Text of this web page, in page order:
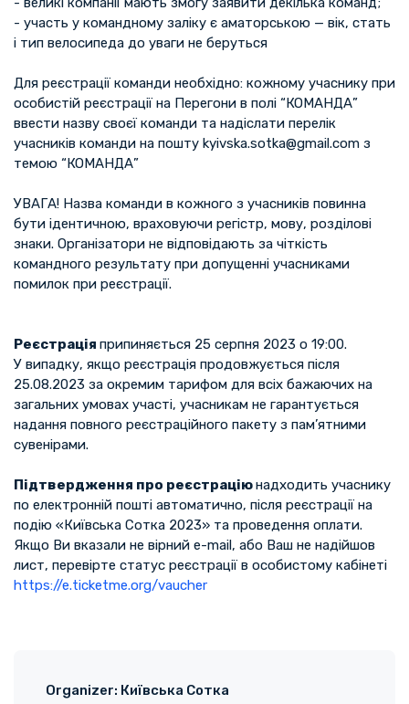
- участь у командному заліку є аматорською — вік, стать
і тип велосипеда до уваги не беруться
Для реєстрації команди необхідно: кожному учаснику при
особистій реєстрації на Перегони в полі “КОМАНДА”
ввести назву своєї команди та надіслати перелік
учасників команди на пошту kyivska.sotka@gmail.com з
темою “КОМАНДА”
УВАГА! Назва команди в кожного з учасників повинна
бути ідентичною, враховуючи регістр, мову, розділові
знаки. Організатори не відповідають за чіткість
командного результату при допущенні учасниками
помилок при реєстрації.
Реєстрація припиняється 25 серпня 2023 о 19:00.
У випадку, якщо реєстрація продовжується після
25.08.2023 за окремим тарифом для всіх бажаючих на
загальних умовах участі, учасникам не гарантується
надання повного реєстраційного пакету з пам’ятними
сувенірами.
Підтвердження про реєстраціюнадходить учаснику
по електронній пошті автоматично, після реєстрації на
подію «Київська Сотка 2023» та проведення оплати.
Якщо Ви вказали не вірний e-mail, або Ваш не надійшов
лист, перевірте статус реєстрації в особистому кабінеті
https://e.ticketme.org/vaucher
Organizer: Київська Сотка